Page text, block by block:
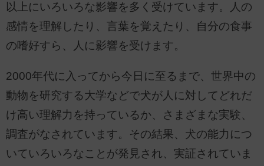
以上にいろいろな影響を多く受けています。人の
感情を理解したり、言葉を覚えたり、自分の食事
の嗜好すら、人に影響を受けます。
2000年代に入ってから今日に至るまで、世界中の
動物を研究する大学などで犬が人に対してどれだ
け高い理解力を持っているか、さまざまな実験、
調査がなされています。その結果、犬の能力につ
いていろいろなことが発見され、実証されていま